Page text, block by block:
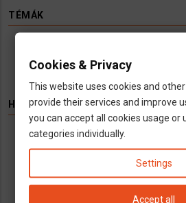
TÉMÁK
HIRDETÉS
Könyvelés
Vállalkozások
könyvelési és
Cookies & Privacy
This website uses cookies and
provide their services and improve
you can accept all cookies usage or
categories individually.
Settings
Accept all